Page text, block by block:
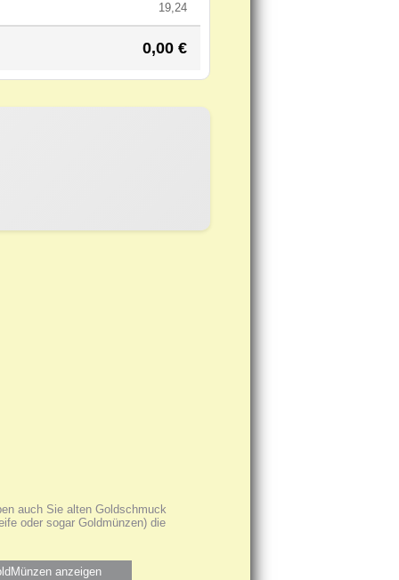
auch Sie alten Goldschmuck
oder sogar Goldmünzen) die
anzeigen
19,24
0,00 €